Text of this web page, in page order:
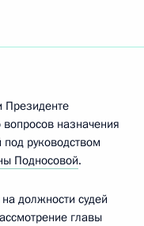
Президенте
назначения
руководством
Подносовой.
должности судей
главы